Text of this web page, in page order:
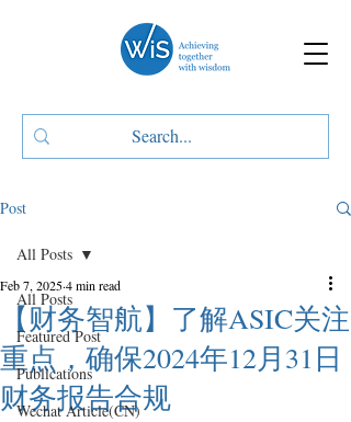
Post
All Posts
Featured Post
Publications
Wechat Article(CN)
All Posts
【财务智航】了解ASIC关注
重点，确保2024年12月31日
财务报告合规
Feb 7, 20254 min read